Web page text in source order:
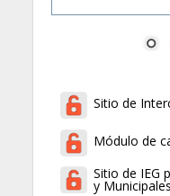
Sitio de
Módulo de
Sitio de IEG
y Municipales